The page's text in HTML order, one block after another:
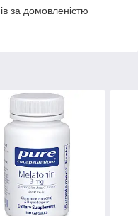
за домовленістю